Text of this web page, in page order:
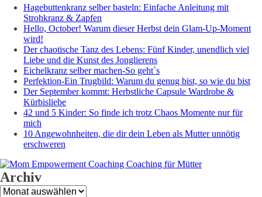
CoachHagebuttenkranz selber basteln: Einfache Anleitung mit
Strohkranz & Zapfen
Hello, October! Warum dieser Herbst dein Glam-Up-Moment
wird!
Der chaotische Tanz des Lebens: Fünf Kinder, unendlich viel
Liebe und die Kunst des Jonglierens
Eichelkranz selber machen-So geht`s
Perfektion-Ein Trugbild: Warum du genug bist, so wie du bist
Der September kommt: Herbstliche Capsule Wardrobe &
Kürbisliebe
42 und 5 Kinder: So finde ich trotz Chaos Momente nur für
mich
10 Angewohnheiten, die dir dein Leben als Mutter unnötig
erschweren
Archiv
Archiv